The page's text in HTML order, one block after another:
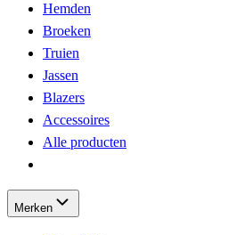
Hemden
Broeken
Truien
Jassen
Blazers
Accessoires
Alle producten
Merken